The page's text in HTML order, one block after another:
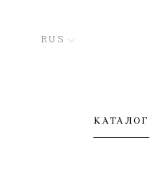
RUS
КАТАЛОГ